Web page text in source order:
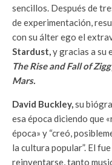
sencillos. Después de
de experimentación,
con su álter ego el
Stardust,y gracias a su
The Rise and Fall of
Mars.
David Buckley,su
esa época diciendo que
época» y “creó,
la cultura popular”. El
reinventarse, tanto